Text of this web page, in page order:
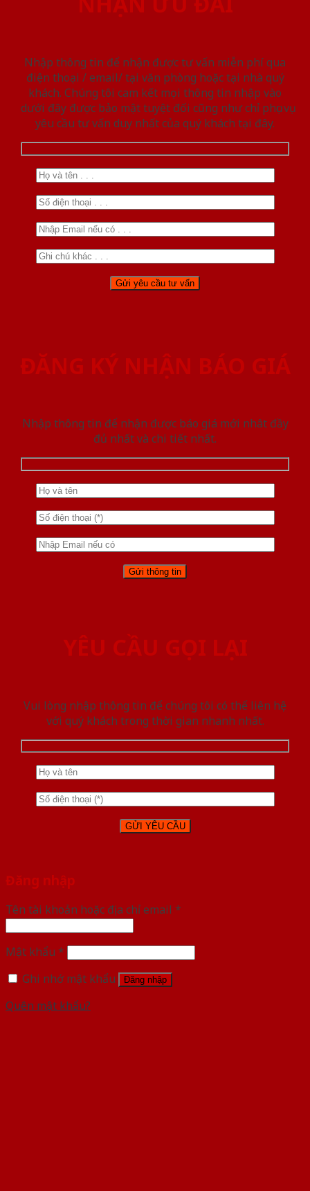
Nhập thông tin để nhận được tư vấn miễn phí qua
điện thoại / email/ tại văn phòng hoặc tại nhà quý
khách. Chúng tôi cam kết mọi thông tin nhập vào
dưới đây được bảo mật tuyệt đối cũng như chỉ phục vụ
yêu cầu tư vấn duy nhất của quý khách tại đây.
ĐĂNG KÝ NHẬN BÁO GIÁ
Nhập thông tin để nhận được báo giá mới nhât đầy
đủ nhất và chi tiết nhất.
YÊU CẦU GỌI LẠI
Vui lòng nhập thông tin để chúng tôi có thể liên hệ
với quý khách trong thời gian nhanh nhất.
Đăng nhập
Tên tài khoản hoặc địa chỉ email *
Mật khẩu *
Ghi nhớ mật khẩu
Đăng nhập
Quên mật khẩu?